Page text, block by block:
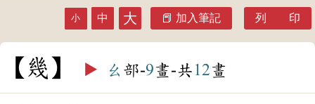
小 中 大 加入筆記 列 印
幾 ▶️ 幺 部-9畫-共 12畫